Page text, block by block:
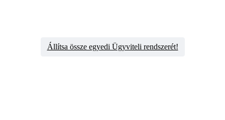
Állítsa össze egyedi Ügyviteli rendszerét!